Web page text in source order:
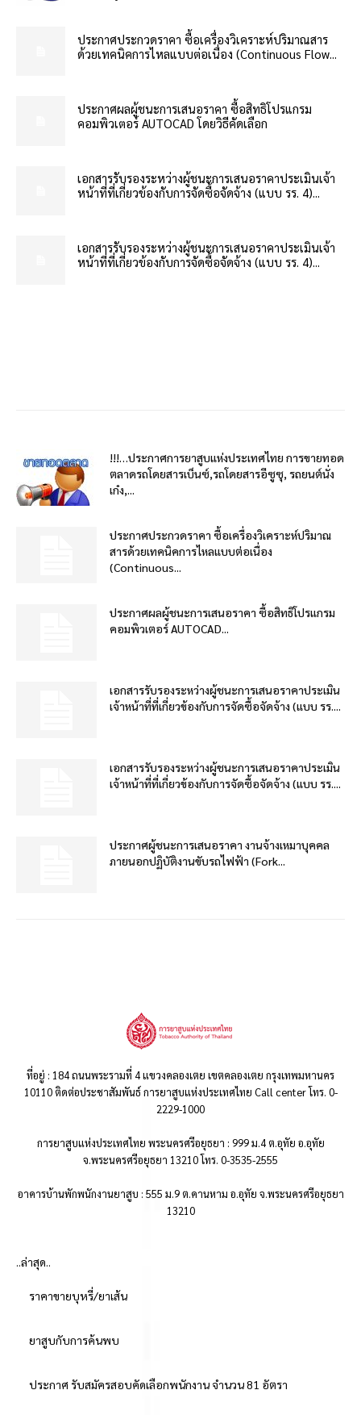
ประกาศประกวดราคา ซื้อเครื่องวิเคราะห์ปริมาณสาร
ด้วยเทคนิคการไหลแบบต่อเนื่อง (Continuous Flow...
ประกาศผลผู้ชนะการเสนอราคา ซื้อสิทธิโปรแกรม
คอมพิวเตอร์ AUTOCAD โดยวิธีคัดเลือก
เอกสารรับรองระหว่างผู้ชนะการเสนอราคาประเมินเจ้า
หน้าที่ที่เกี่ยวข้องกับการจัดซื้อจัดจ้าง (แบบ รร. 4)...
เอกสารรับรองระหว่างผู้ชนะการเสนอราคาประเมินเจ้า
หน้าที่ที่เกี่ยวข้องกับการจัดซื้อจัดจ้าง (แบบ รร. 4)...
!!!…ประกาศการยาสูบแห่งประเทศไทย การขายทอด
ตลาดรถโดยสารเบ็นซ์,รถโดยสารอีซูซุ, รถยนต์นั่ง
เก๋ง,...
ประกาศประกวดราคา ซื้อเครื่องวิเคราะห์ปริมาณ
สารด้วยเทคนิคการไหลแบบต่อเนื่อง
(Continuous...
ประกาศผลผู้ชนะการเสนอราคา ซื้อสิทธิโปรแกรม
คอมพิวเตอร์ AUTOCAD...
เอกสารรับรองระหว่างผู้ชนะการเสนอราคาประเมิน
เจ้าหน้าที่ที่เกี่ยวข้องกับการจัดซื้อจัดจ้าง (แบบ รร....
เอกสารรับรองระหว่างผู้ชนะการเสนอราคาประเมิน
เจ้าหน้าที่ที่เกี่ยวข้องกับการจัดซื้อจัดจ้าง (แบบ รร....
ประกาศผู้ชนะการเสนอราคา งานจ้างเหมาบุคคล
ภายนอกปฏิบัติงานขับรถไฟฟ้า (Fork...
ที่อยู่ : 184 ถนนพระรามที่ 4 แขวงคลองเตย เขตคลองเตย กรุงเทพมหานคร
10110 ติดต่อประชาสัมพันธ์ การยาสูบแห่งประเทศไทย Call center โทร. 0-
2229-1000
การยาสูบแห่งประเทศไทย พระนครศรีอยุธยา : 999 ม.4 ต.อุทัย อ.อุทัย
จ.พระนครศรีอยุธยา 13210 โทร. 0-3535-2555
อาคารบ้านพักพนักงานยาสูบ : 555 ม.9 ต.คานหาม อ.อุทัย จ.พระนครศรีอยุธยา
13210
..ล่าสุด..
ราคาขายบุหรี่/ยาเส้น
ยาสูบกับการค้นพบ
ประกาศ รับสมัครสอบคัดเลือกพนักงาน จำนวน 81 อัตรา